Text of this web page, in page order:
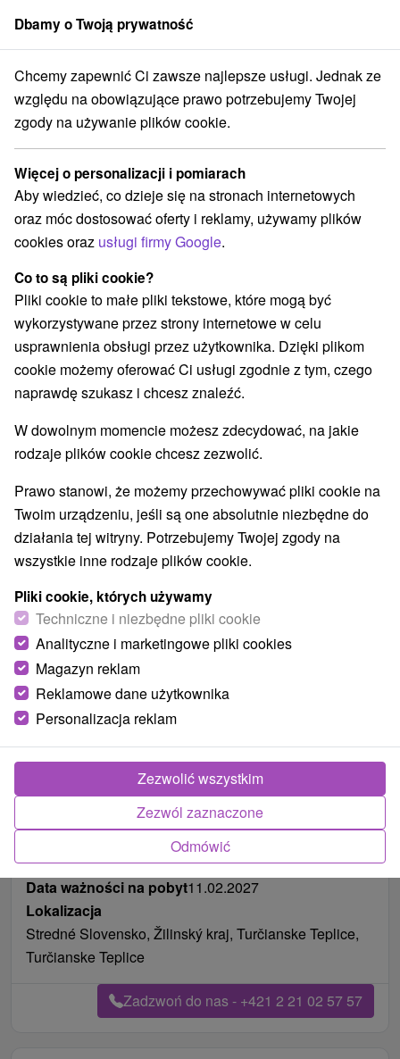
członek grupySorger
Medical pobyt: Zakwaterowanie w nowoczesnych
Medical pobyt: Zakwaterowanie w
nowoczesnych apartamentach i
zabiegi relaksacyjne
Uzdrowisko Turczańskie Teplice Turčianske Teplice
Wybierz datę
9,0 doskonały·1089 recenzji
Zdjęcia od klientów +12
Pożywienieśniadanie i kolacja
Data ważności na pobyt11.02.2027
Lokalizacja
Stredné Slovensko, Žilinský kraj, Turčianske Teplice,
Turčianske Teplice
Zadzwoń do nas - +421 2 21 02 57 57
Dbamy o Twoją prywatność
Chcemy zapewnić Ci zawsze najlepsze usługi. Jednak ze
względu na obowiązujące prawo potrzebujemy Twojej
zgody na używanie plików cookie.
Więcej o personalizacji i pomiarach
Aby wiedzieć, co dzieje się na stronach internetowych
oraz móc dostosować oferty i reklamy, używamy plików
cookies oraz usługi firmy Google.
Co to są pliki cookie?
Pliki cookie to małe pliki tekstowe, które mogą być
wykorzystywane przez strony internetowe w celu
usprawnienia obsługi przez użytkownika. Dzięki plikom
cookie możemy oferować Ci usługi zgodnie z tym, czego
naprawdę szukasz i chcesz znaleźć.
W dowolnym momencie możesz zdecydować, na jakie
rodzaje plików cookie chcesz zezwolić.
Prawo stanowi, że możemy przechowywać pliki cookie na
Twoim urządzeniu, jeśli są one absolutnie niezbędne do
działania tej witryny. Potrzebujemy Twojej zgody na
wszystkie inne rodzaje plików cookie.
Pliki cookie, których używamy
Techniczne i niezbędne pliki cookie
Analityczne i marketingowe pliki cookies
Magazyn reklam
Reklamowe dane użytkownika
Personalizacja reklam
Odmówić
Zezwól zaznaczone
Zezwolić wszystkim